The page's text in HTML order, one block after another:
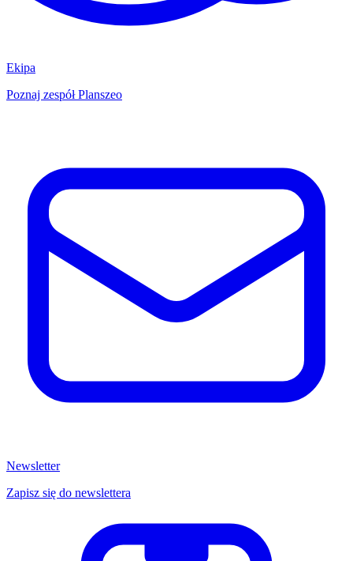
Ekipa
Poznaj zespół Planszeo
Newsletter
Zapisz się do newslettera